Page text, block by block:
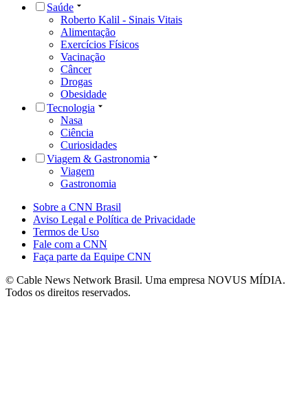
Saúde
Roberto Kalil - Sinais Vitais
Alimentação
Exercícios Físicos
Vacinação
Câncer
Drogas
Obesidade
Tecnologia
Nasa
Ciência
Curiosidades
Viagem & Gastronomia
Viagem
Gastronomia
Sobre a CNN Brasil
Aviso Legal e Política de Privacidade
Termos de Uso
Fale com a CNN
Faça parte da Equipe CNN
© Cable News Network Brasil. Uma empresa NOVUS MÍDIA.
Todos os direitos reservados.